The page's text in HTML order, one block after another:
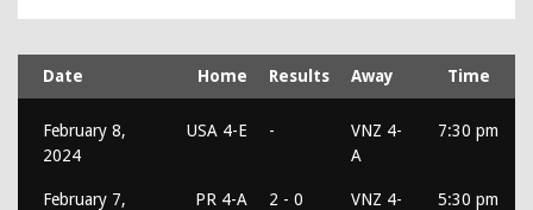
Date Home Results Away Time
February 8,
2024
USA 4-E -
VNZ 4-
A
7:30 pm
February 7,
PR 4-A 2 - 0
VNZ 4-
5:30 pm